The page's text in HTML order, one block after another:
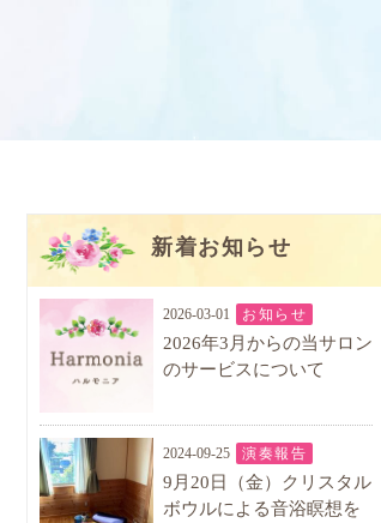
新着お知らせ
2026-03-01 お知らせ
2026年3月からの当サロン
のサービスについて
2024-09-25 演奏報告
9月20日（金）クリスタル
ボウルによる音浴瞑想を